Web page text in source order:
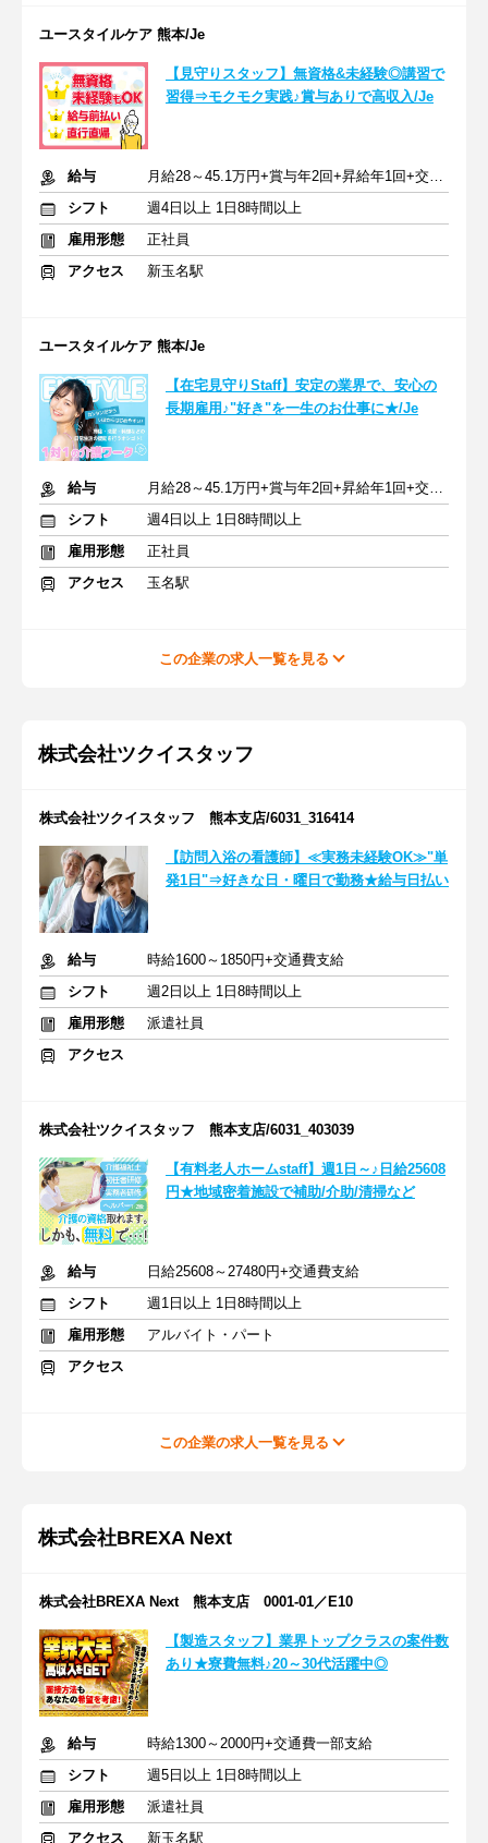
ユースタイルケア 熊本/Je
【見守りスタッフ】無資格&未経験◎講習で
習得⇒モクモク実践♪賞与ありで高収入/Je
給与
月給28～45.1万円+賞与年2回+昇給年1回+交通費全額
シフト
週4日以上 1日8時間以上
雇用形態
正社員
アクセス
新玉名駅
ユースタイルケア 熊本/Je
【在宅見守りStaff】安定の業界で、安心の
長期雇用♪"好き"を一生のお仕事に★/Je
給与
月給28～45.1万円+賞与年2回+昇給年1回+交通費全額
シフト
週4日以上 1日8時間以上
雇用形態
正社員
アクセス
玉名駅
この企業の求人一覧を見る
株式会社ツクイスタッフ
株式会社ツクイスタッフ 熊本支店/6031_316414
【訪問入浴の看護師】≪実務未経験OK≫"単
発1日"⇒好きな日・曜日で勤務★給与日払い
給与
時給1600～1850円+交通費支給
シフト
週2日以上 1日8時間以上
雇用形態
派遣社員
アクセス
株式会社ツクイスタッフ 熊本支店/6031_403039
【有料老人ホームstaff】週1日～♪日給25608
円★地域密着施設で補助/介助/清掃など
給与
日給25608～27480円+交通費支給
シフト
週1日以上 1日8時間以上
雇用形態
アルバイト・パート
アクセス
この企業の求人一覧を見る
株式会社BREXA Next
株式会社BREXA Next 熊本支店 0001-01／E10
【製造スタッフ】業界トップクラスの案件数
あり★寮費無料♪20～30代活躍中◎
給与
時給1300～2000円+交通費一部支給
シフト
週5日以上 1日8時間以上
雇用形態
派遣社員
アクセス
新玉名駅